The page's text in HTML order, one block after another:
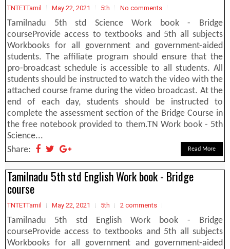
TNTETTamil May 22, 2021 5th No comments
Tamilnadu 5th std Science Work book - Bridge
courseProvide access to textbooks and 5th all subjects
Workbooks for all government and government-aided
students. The affiliate program should ensure that the
pro-broadcast schedule is accessible to all students. All
students should be instructed to watch the video with the
attached course frame during the video broadcast. At the
end of each day, students should be instructed to
complete the assessment section of the Bridge Course in
the free notebook provided to them.TN Work book - 5th
Science...
Share:
Read More
Tamilnadu 5th std English Work book - Bridge
course
TNTETTamil May 22, 2021 5th 2 comments
Tamilnadu 5th std English Work book - Bridge
courseProvide access to textbooks and 5th all subjects
Workbooks for all government and government-aided